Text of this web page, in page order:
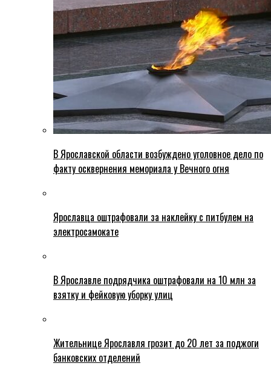
В Ярославской области возбуждено уголовное дело по
факту осквернения мемориала у Вечного огня
Ярославца оштрафовали за наклейку с питбулем на
электросамокате
В Ярославле подрядчика оштрафовали на 10 млн за
взятку и фейковую уборку улиц
Жительнице Ярославля грозит до 20 лет за поджоги
банковских отделений